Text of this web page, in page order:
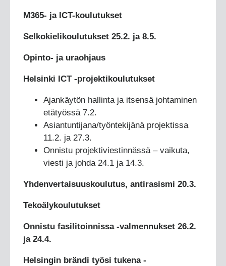
M365- ja ICT-koulutukset
Selkokielikoulutukset 25.2. ja 8.5.
Opinto- ja uraohjaus
Helsinki ICT -projektikoulutukset
Ajankäytön hallinta ja itsensä johtaminen
etätyössä 7.2.
Asiantuntijana/työntekijänä projektissa
11.2. ja 27.3.
Onnistu projektiviestinnässä – vaikuta,
viesti ja johda 24.1 ja 14.3.
Yhdenvertaisuuskoulutus, antirasismi 20.3.
Tekoälykoulutukset
Onnistu fasilitoinnissa -valmennukset 26.2.
ja 24.4.
Helsingin brändi työsi tukena -